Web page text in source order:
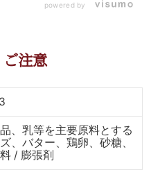
て、 レモンオイ
がよく、 爽やか
を使いました。
彩りをプラスし
ズ バタースコー
統製法】 しっと
powered by
注意
、乳等を主要原料とする
、バター、鶏卵、砂糖、
/ 膨張剤